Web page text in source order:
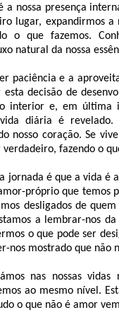
nossa presença
lugar, expandirmos a
o que fazemos.
natural da nossa
paciência e a
esta decisão de
interior e, em última
diária é revelado.
nosso coração. Se
fazendo o
jornada é que a vida é
próprio que temos
desligados de
a lembrar-nos
o que pode ser
nos mostrado que não
nas nossas
ao mesmo nível.
o que não é amor